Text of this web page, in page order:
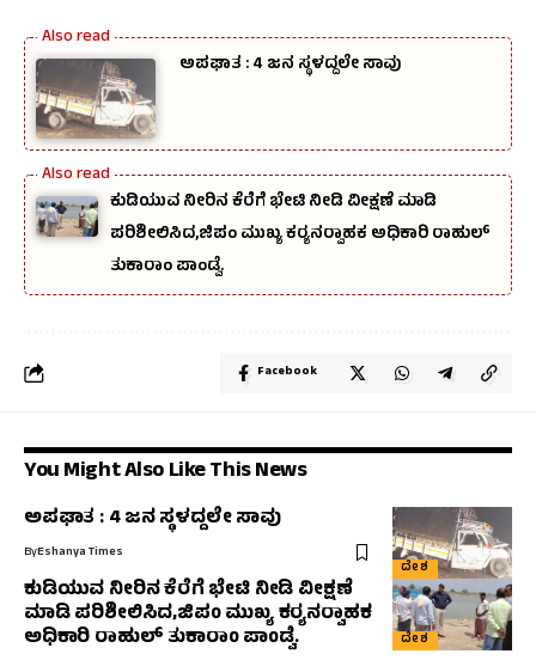
ಅಪಘಾತ : 4 ಜನ ಸ್ಥಳದ್ದಲೇ ಸಾವು
ಕುಡಿಯುವ ನೀರಿನ ಕೆರೆಗೆ ಭೇಟಿ ನೀಡಿ ವೀಕ್ಷಣೆ ಮಾಡಿ
ಪರಿಶೀಲಿಸಿದ,ಜಿಪಂ ಮುಖ್ಯ ಕರ‍್ಯನರ‍್ವಾಹಕ ಅಧಿಕಾರಿ ರಾಹುಲ್‌
ತುಕಾರಾಂ ಪಾಂಡ್ವೆ.
Facebook
You Might Also Like This News
ದೇಶ
ಅಪಘಾತ : 4 ಜನ ಸ್ಥಳದ್ದಲೇ ಸಾವು
ByEshanya Times
ದೇಶ
ಕುಡಿಯುವ ನೀರಿನ ಕೆರೆಗೆ ಭೇಟಿ ನೀಡಿ ವೀಕ್ಷಣೆ
ಮಾಡಿ ಪರಿಶೀಲಿಸಿದ,ಜಿಪಂ ಮುಖ್ಯ ಕರ‍್ಯನರ‍್ವಾಹಕ
ಅಧಿಕಾರಿ ರಾಹುಲ್‌ ತುಕಾರಾಂ ಪಾಂಡ್ವೆ.